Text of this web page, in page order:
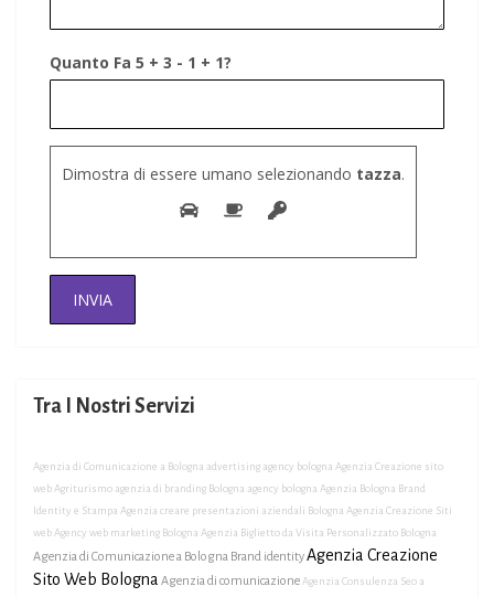
Quanto Fa 5 + 3 - 1 + 1?
Dimostra di essere umano selezionando tazza.
Tra I Nostri Servizi
Agenzia di Comunicazione a Bologna advertising agency bologna Agenzia Creazione sito
web Agriturismo agenzia di branding Bologna agency bologna Agenzia Bologna Brand
Identity e Stampa Agenzia creare presentazioni aziendali Bologna Agenzia Creazione Siti
web Agency web marketing Bologna Agenzia Biglietto da Visita Personalizzato Bologna
Agenzia di Comunicazione a Bologna Brand identityAgenzia Creazione
Sito Web Bologna Agenzia di comunicazione Agenzia Consulenza Seo a